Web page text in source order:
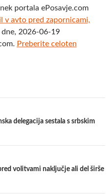
portala ePosavje.com
v avto pred zapornicami,
dne, 2026-06-19
Preberite celoten
delegacija sestala s srbskim
volitvami naključje ali del širše